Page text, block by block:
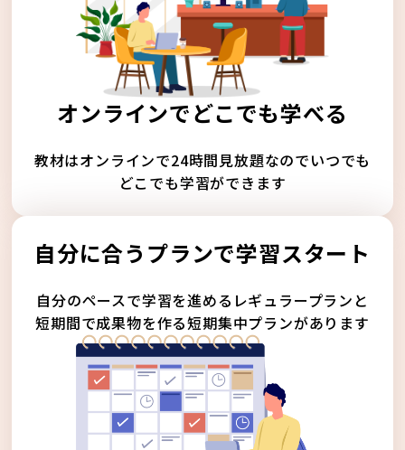
オンラインでどこでも学べる
教材はオンラインで24時間見放題なのでいつでも
どこでも学習ができます
自分に合うプランで学習スタート
自分のペースで学習を進めるレギュラープランと
短期間で成果物を作る短期集中プランがあります